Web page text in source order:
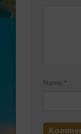
Name *